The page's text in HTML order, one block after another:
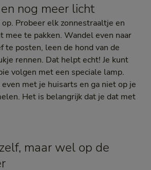
nog meer licht
Probeer elk zonnestraaltje en
mee te pakken. Wandel even naar
te posten, leen de hond van de
rennen. Dat helpt echt! Je kunt
volgen met een speciale lamp.
met je huisarts en ga niet op je
Het is belangrijk dat je dat met
maar wel op de